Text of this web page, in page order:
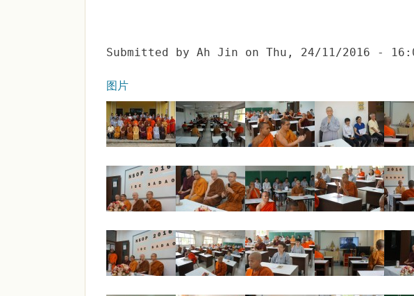
Submitted by Ah Jin on Thu, 24/11/2016 -
图片